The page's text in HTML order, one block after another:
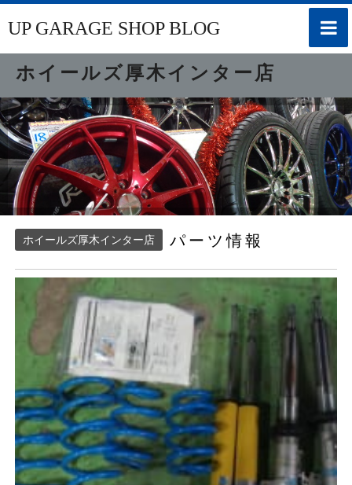
toggle
UP GARAGE SHOP BLOG
ホイールズ厚木インター店
ホイールズ厚木インター店 パーツ情報